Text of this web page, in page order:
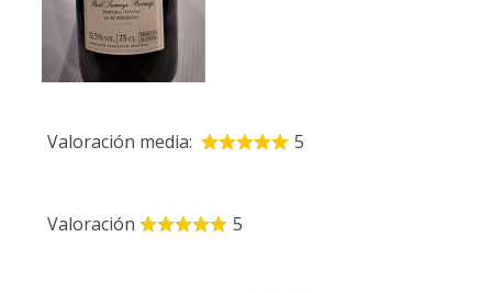
Valoración media: 5
Valoración 5